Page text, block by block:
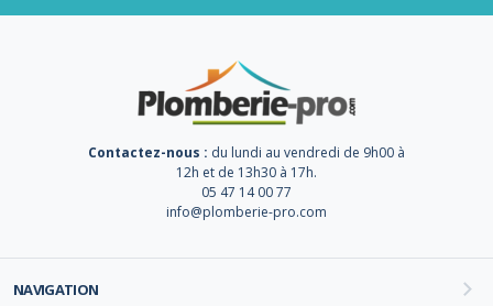
Contactez-nous : du lundi au vendredi de 9h00 à
12h et de 13h30 à 17h.
05 47 14 00 77
info@plomberie-pro.com
NAVIGATION